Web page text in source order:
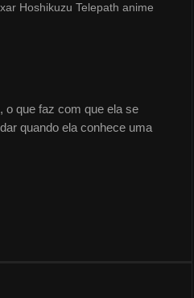
Hoshikuzu Telepath anime
o que faz com que ela se
quando ela conhece uma